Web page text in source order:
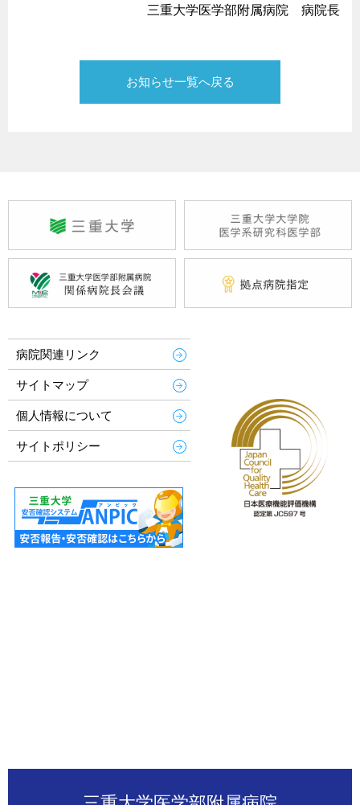
三重大学医学部附属病院 病院長
お知らせ一覧へ戻る
病院関連リンク
サイトマップ
個人情報について
サイトポリシー